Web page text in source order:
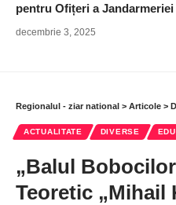
pentru Ofițeri a Jandarmeriei
decembrie 3, 2025
Regionalul - ziar national > Articole >
ACTUALITATE DIVERSE
„Balul
Teoretic „Mihail